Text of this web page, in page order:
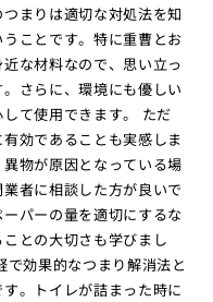
まりは適切な対処法を知
ことです。特に重曹とお
な材料なので、思い立っ
さらに、環境にも優しい
て使用できます。 ただ
効であることも実感しま
物が原因となっている場
者に相談した方が良いで
パーの量を適切にするな
との大切さも学びまし
効果的なつまり解消法と
。トイレが詰まった時に